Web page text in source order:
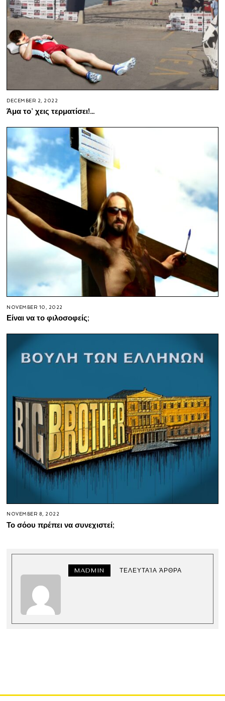
DECEMBER 2, 2022
Άμα το’ χεις τερματίσει!…
NOVEMBER 10, 2022
Είναι να το φιλοσοφείς;
NOVEMBER 8, 2022
Το σόου πρέπει να συνεχιστεί;
MADMIN ΤΕΛΕΥΤΑΊΑ ΆΡΘΡΑ